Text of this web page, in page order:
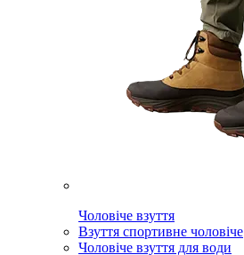
Чоловіче взуття
Взуття спортивне чоловіче
Чоловіче взуття для води